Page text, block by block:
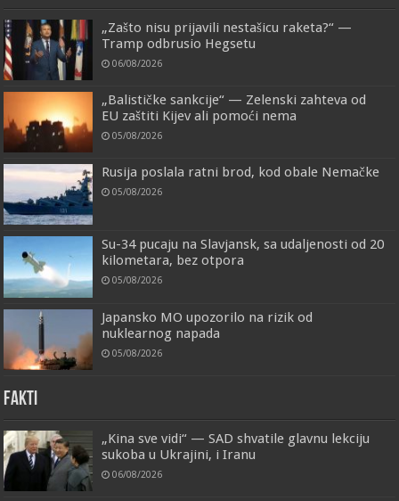
„Zašto nisu prijavili nestašicu raketa?“ —
Tramp odbrusio Hegsetu
06/08/2026
„Balističke sankcije“ — Zelenski zahteva od
EU zaštiti Kijev ali pomoći nema
05/08/2026
Rusija poslala ratni brod, kod obale Nemačke
05/08/2026
Su-34 pucaju na Slavjansk, sa udaljenosti od 20
kilometara, bez otpora
05/08/2026
Japansko MO upozorilo na rizik od
nuklearnog napada
05/08/2026
FAKTI
„Kina sve vidi“ — SAD shvatile glavnu lekciju
sukoba u Ukrajini, i Iranu
06/08/2026